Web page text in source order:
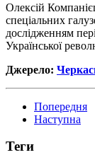
Олексій
спеціальних
дослідженням
Української
Джерело:
Попередня
Наступна
Теги